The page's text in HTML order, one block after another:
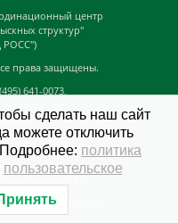
центр
структур"
РОСС")
права защищены.
641-0073,
Д.А.
размещены
byCatch Themes
сделать наш сайт
можете отключить
политика
пользовательское